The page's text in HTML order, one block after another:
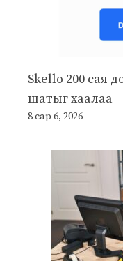
Skello 200 сая
шатыг хаалаа
8 сар 6, 2026